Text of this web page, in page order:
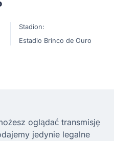
Stadion:
Estadio Brinco de Ouro
oglądać transmisję
jedynie legalne